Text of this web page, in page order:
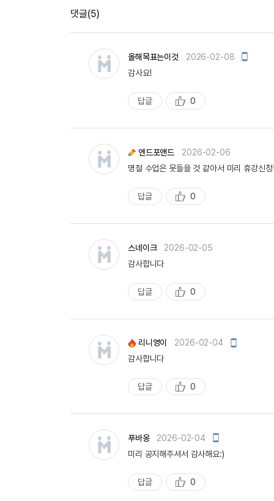
유용한영어표현
유용한영어표현
유용한영어표현
유용한영어표현
댓글(5)
올해목표는이것 2026-02-08
모
감사요!
답글
추
천
0
엔드포앤드
2026-02-06
명절 수업은 못들을 것 같아서 미리 휴강신
답글
추
천
0
스네이크
2026-02-05
감사합니다
답글
추
0
리니영이 2026-02-04
모
감사합니다
답글
추
천
0
푸바옹 2026-02-04
모
일
미리 공지해주셔서 감사해요:)
답글
추
0